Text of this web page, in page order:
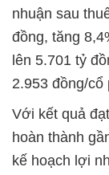
nhuận sau
đồng, tăng
lên 5.701 tỷ
2.953 đồng/cổ
Với kết quả
hoàn thành
kế hoạch lợi